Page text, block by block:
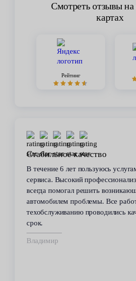
Смотреть отзывы
картах
Рейтинг
Стабильное качество
В течение 6 лет пользуюсь
сервиса. Высокий
всегда помогал решить
автомобилем проблемы. Все
техобслуживанию проводились
срок.
Владимир